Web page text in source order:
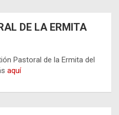
DE LA ERMITA
Pastoral de la Ermita del
aquí